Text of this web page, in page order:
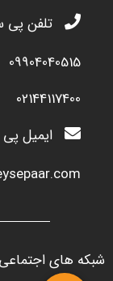
تلفن پی
09904040515
02144117400
ایمیل پی
شبکه های